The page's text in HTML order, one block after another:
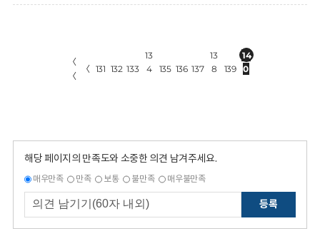
〈
〈
〈 131 132 133
13
4
135 136 137
13
8
139
14
0
해당 페이지의 만족도와 소중한 의견 남겨주세요.
매우만족 만족 보통 불만족 매우불만족
등록